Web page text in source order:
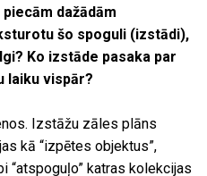
dažādām
šo spoguli (izstādi),
Ko izstāde pasaka par
laiku vispār?
Izstāžu zāles plāns
kā “izpētes objektus”,
katras kolekcijas